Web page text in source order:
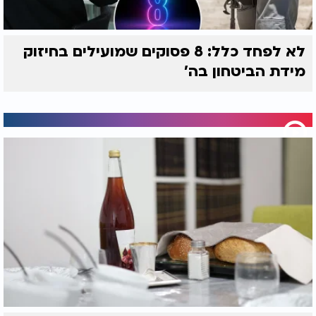
עצמית. לכן הגבול צריך להיות ברור, רגוע, מכבד ועקבי.
פחות צעקות, פחות נאומים, פחות כעס, ויותר תוצאות
הגיוניות שמלמדות את הילד איך להתנהל נכון בעתיד.
לא לפחד כלל: 8 פסוקים שמועילים בחיזוק
מידת הביטחון בה'